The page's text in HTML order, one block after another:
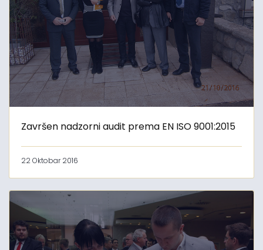
Završen nadzorni audit prema EN ISO 9001:2015
22 Oktobar 2016